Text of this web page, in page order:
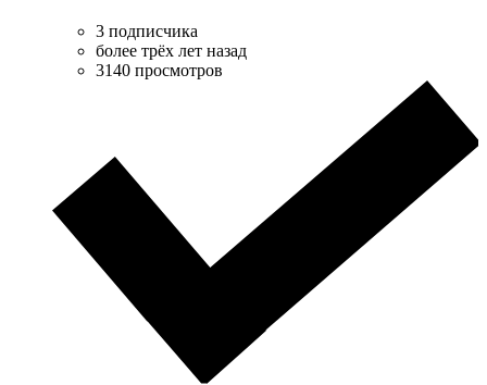
3 подписчика
более трёх лет назад
3140 просмотров